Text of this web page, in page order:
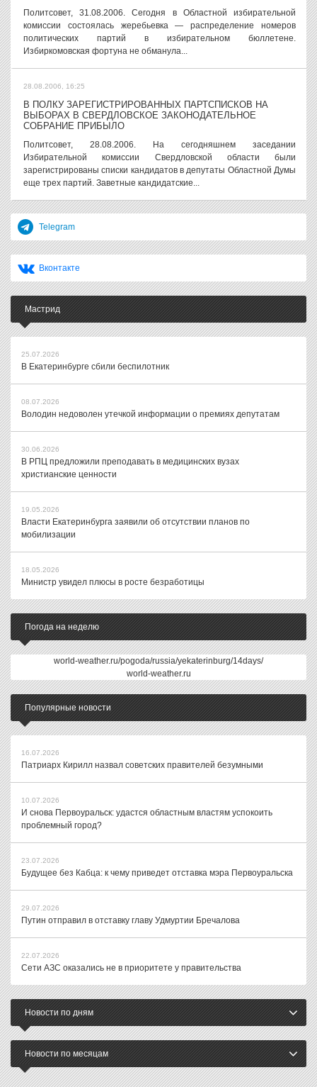
Политсовет, 31.08.2006. Сегодня в Областной избирательной
комиссии состоялась жеребьевка — распределение номеров
политических партий в избирательном бюллетене.
Избиркомовская фортуна не обманула...
28.08.2006, 16:25
В ПОЛКУ ЗАРЕГИСТРИРОВАННЫХ ПАРТСПИСКОВ НА
ВЫБОРАХ В СВЕРДЛОВСКОЕ ЗАКОНОДАТЕЛЬНОЕ
СОБРАНИЕ ПРИБЫЛО
Политсовет, 28.08.2006. На сегодняшнем заседании
Избирательной комиссии Свердловской области были
зарегистрированы списки кандидатов в депутаты Областной Думы
еще трех партий. Заветные кандидатские...
Telegram
Вконтакте
Мастрид
25.07.2026
В Екатеринбурге сбили беспилотник
08.07.2026
Володин недоволен утечкой информации о премиях депутатам
30.06.2026
В РПЦ предложили преподавать в медицинских вузах
христианские ценности
19.05.2026
Власти Екатеринбурга заявили об отсутствии планов по
мобилизации
18.05.2026
Министр увидел плюсы в росте безработицы
Погода на неделю
world-weather.ru/pogoda/russia/yekaterinburg/14days/
world-weather.ru
Популярные новости
16.07.2026
Патриарх Кирилл назвал советских правителей безумными
10.07.2026
И снова Первоуральск: удастся областным властям успокоить
проблемный город?
23.07.2026
Будущее без Кабца: к чему приведет отставка мэра Первоуральска
29.07.2026
Путин отправил в отставку главу Удмуртии Бречалова
22.07.2026
Сети АЗС оказались не в приоритете у правительства
Новости по дням
Новости по месяцам